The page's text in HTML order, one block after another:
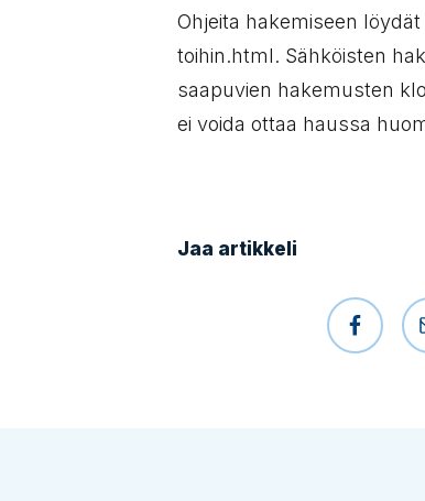
Ohjeita hakemiseen
toihin.html. Sähköisten
saapuvien hakemusten
ei voida ottaa haussa
Jaa artikkeli
Jaa